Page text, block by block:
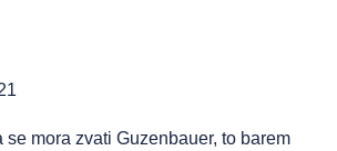
se mora zvati Guzenbauer, to barem